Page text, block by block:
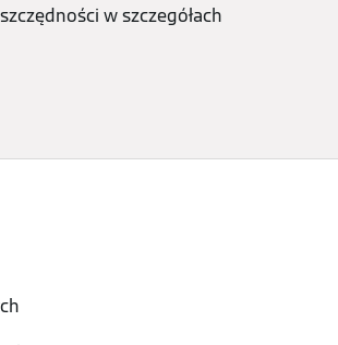
w szczegółach